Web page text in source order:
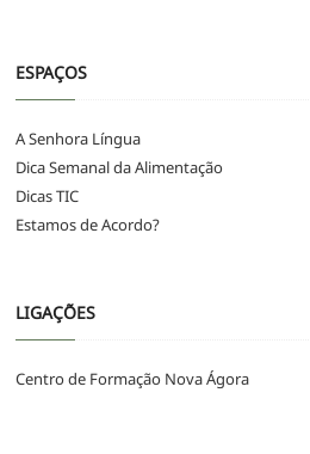
ESPAÇOS
A Senhora Língua
Dica Semanal da Alimentação
Dicas TIC
Estamos de Acordo?
LIGAÇÕES
Centro de Formação Nova Ágora